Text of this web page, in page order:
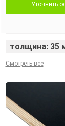
Уточнить
толщина: 35
Смотреть все